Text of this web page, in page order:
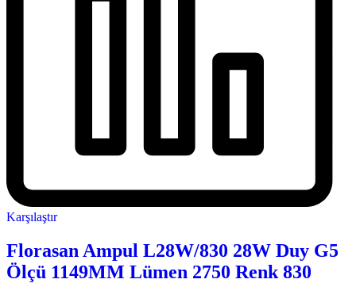
Karşılaştır
Florasan Ampul L28W/830 28W Duy G5
Ölçü 1149MM Lümen 2750 Renk 830